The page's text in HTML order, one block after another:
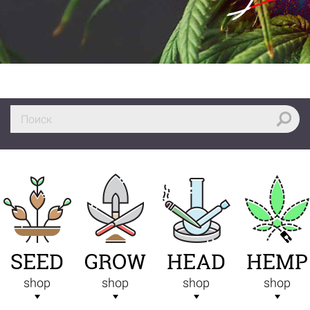
SEED
shop
GROW
shop
HEAD
shop
HEMP
shop